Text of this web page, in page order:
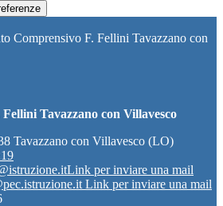
Comprensivo F. Fellini Tavazzano con
Tavazzano con Villavesco
Tavazzano con Villavesco (LO)
Link per inviare una mail
Link per inviare una mail